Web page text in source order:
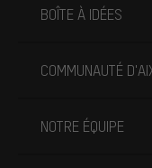
BOÎTE À IDÉES
COMMUNAUTÉ
NOTRE ÉQUIPE